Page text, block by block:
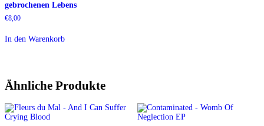
gebrochenen Lebens
€8,00
In den Warenkorb
Ähnliche Produkte